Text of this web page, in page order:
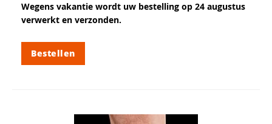
Wegens vakantie wordt uw bestelling op 24 augustus
verwerkt en verzonden.
Bestellen